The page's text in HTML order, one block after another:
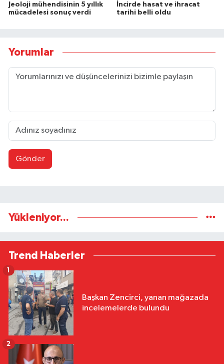
Jeoloji mühendisinin 5 yıllık
mücadelesi sonuç verdi
İncirde hasat ve ihracat
tarihi belli oldu
Yorumlar
Gönder
Yükleniyor...
Trend Haberler
Başkan Zencirci, yanan mağazada
incelemelerde bulundu
1
2